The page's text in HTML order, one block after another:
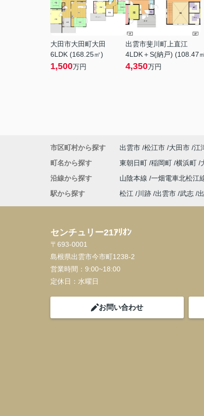
大田市大田町大田
6LDK (168.25㎡)
1,500万円
出雲市斐川町上直江
4LDK＋S(納戸) (108.47
4,350万円
市区町村から探す 出雲市 松江市 大田市 江
町名から探す
東朝日町 稲岡町 横浜町
沿線から探す
山陰本線 一畑電車北松江
駅から探す
松江 川跡 出雲市 武志
センチュリー21ｱﾘｵﾝ
〒693-0001
島根県出雲市今市町1238-2
営業時間： 9:00~18:00
定休日： 水曜日
お問い合わせ